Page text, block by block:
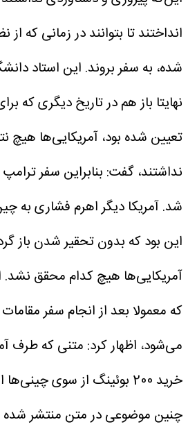
انداختند تا بتوانند در زمانی که
شده، به سفر بروند. این استاد
نهایتا باز هم در تاریخ دیگری که
تعیین شده بود، آمریکایی‌ها هیچ
نداشتند، گفت: بنابراین سفر
شد. آمریکا دیگر اهرم فشاری به
این بود که بدون تحقیر شدن باز
آمریکایی‌ها هیچ کدام محقق نشد.
که معمولا بعد از انجام سفر
می‌شود، اظهار کرد: متنی که طرف
خرید 200 بوئینگ از سوی
چنین موضوعی در متن منتشر شده